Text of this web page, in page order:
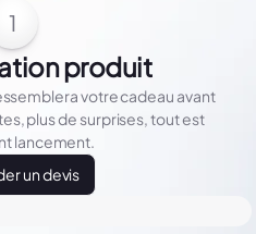
1
produit
votre cadeau avant
plus de surprises, tout est
lancement.
un devis